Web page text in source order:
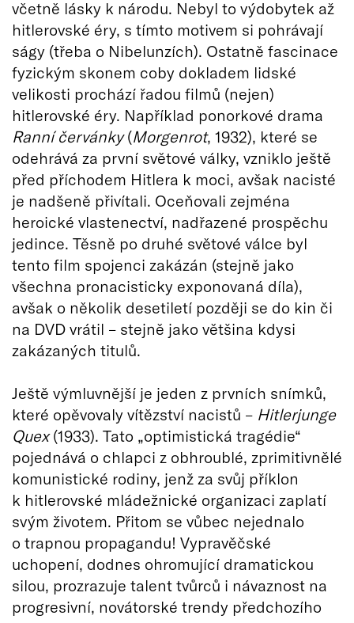
včetně lásky k národu. Nebyl to výdobytek až
hitlerovské éry, s tímto motivem si pohrávají
ságy (třeba o Nibelunzích). Ostatně fascinace
fyzickým skonem coby dokladem lidské
velikosti prochází řadou filmů (nejen)
hitlerovské éry. Například ponorkové drama
Ranní červánky(Morgenrot, 1932), které se
odehrává za první světové války, vzniklo ještě
před příchodem Hitlera k moci, avšak nacisté
je nadšeně přivítali. Oceňovali zejména
heroické vlastenectví, nadřazené prospěchu
jedince. Těsně po druhé světové válce byl
tento film spojenci zakázán (stejně jako
všechna pronacisticky exponovaná díla),
avšak o několik desetiletí později se do kin či
na DVD vrátil – stejně jako většina kdysi
zakázaných titulů.
Ještě výmluvnější je jeden z prvních snímků,
které opěvovaly vítězství nacistů – Hitlerjunge
Quex(1933). Tato „optimistická tragédie“
pojednává o chlapci z obhroublé, zprimitivnělé
komunistické rodiny, jenž za svůj příklon
k hitlerovské mládežnické organizaci zaplatí
svým životem. Přitom se vůbec nejednalo
o trapnou propagandu! Vypravěčské
uchopení, dodnes ohromující dramatickou
silou, prozrazuje talent tvůrců i návaznost na
progresivní, novátorské trendy předchozího